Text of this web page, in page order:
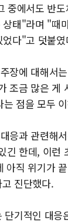
중에서도 반
태"라며 "때
다"고 덧붙였
장에 대해서
조금 많은 게
는 점을 모두
응과 관련해
긴 한데, 이런
아직 위기가
진단했다.
단기적인 대